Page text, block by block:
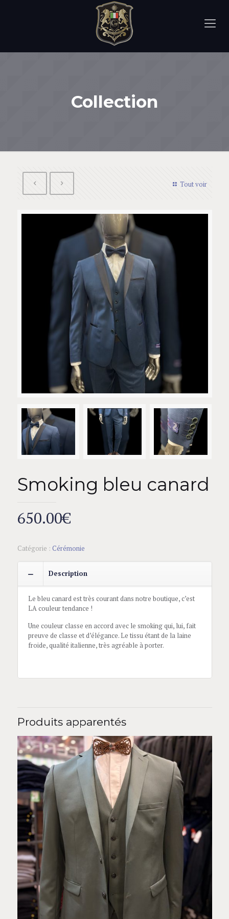
Collection
Tout voir
Smoking bleu canard
650.00€
Catégorie : Cérémonie
Description
Le bleu canard est très courant dans notre boutique, c’est
LA couleur tendance !
Une couleur classe en accord avec le smoking qui, lui, fait
preuve de classe et d’élégance. Le tissu étant de la laine
froide, qualité italienne, très agréable à porter.
Produits apparentés